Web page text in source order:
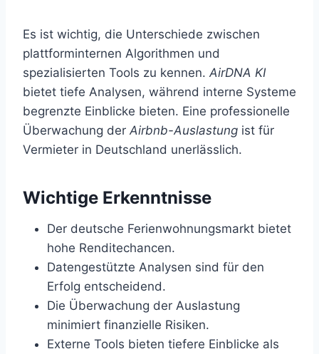
Es ist wichtig, die Unterschiede zwischen
plattforminternen Algorithmen und
spezialisierten Tools zu kennen. AirDNA KI
bietet tiefe Analysen, während interne Systeme
begrenzte Einblicke bieten. Eine professionelle
Überwachung der Airbnb-Auslastung ist für
Vermieter in Deutschland unerlässlich.
Wichtige Erkenntnisse
Der deutsche Ferienwohnungsmarkt bietet
hohe Renditechancen.
Datengestützte Analysen sind für den
Erfolg entscheidend.
Die Überwachung der Auslastung
minimiert finanzielle Risiken.
Externe Tools bieten tiefere Einblicke als